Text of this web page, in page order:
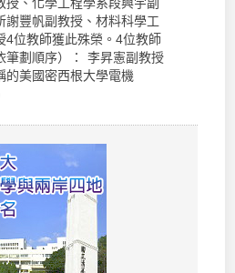
謝豐帆副教授、材料科學工
4位教師獲此殊榮。4位教師
筆劃順序）： 李昇憲副教授
的美國密西根大學電機